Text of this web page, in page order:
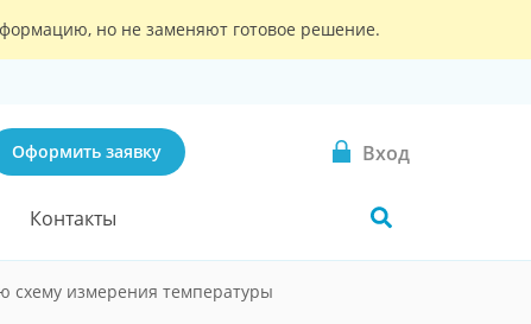
но не заменяют готовое решение.
Оформить заявку Вход
Контакты
схему измерения температуры